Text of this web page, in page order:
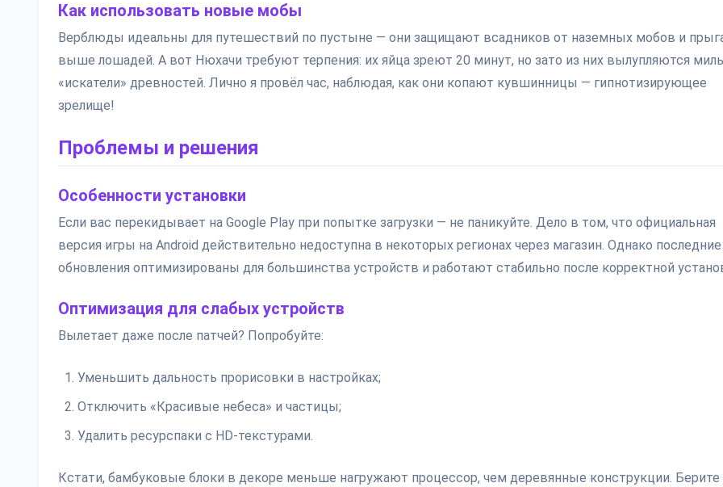
Как использовать новые мобы
Верблюды идеальны для путешествий по пустыне — они защищают всадников от наземных мобов и
выше лошадей. А вот Нюхачи требуют терпения: их яйца зреют 20 минут, но зато из них вылупляются
«искатели» древностей. Лично я провёл час, наблюдая, как они копают кувшинницы — гипнотизирующее
зрелище!
Проблемы и решения
Особенности установки
Если вас перекидывает на Google Play при попытке загрузки — не паникуйте. Дело в том, что официальная
версия игры на Android действительно недоступна в некоторых регионах через магазин. Однако последние
обновления оптимизированы для большинства устройств и работают стабильно после корректной
Оптимизация для слабых устройств
Вылетает даже после патчей? Попробуйте:
Уменьшить дальность прорисовки в настройках;
Отключить «Красивые небеса» и частицы;
Удалить ресурспаки с HD-текстурами.
Кстати, бамбуковые блоки в декоре меньше нагружают процессор, чем деревянные конструкции. Берите